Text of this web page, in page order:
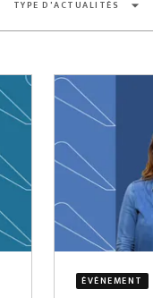
TYPE D'ACTUALITÉS arrow_drop_down
ÉVÈNEMENT